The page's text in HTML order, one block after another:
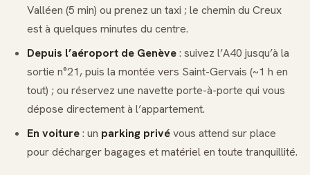
Valléen (5 min) ou prenez un taxi ; le chemin du Creux
est à quelques minutes du centre.
Depuis l’aéroport de Genève: suivez l’A40 jusqu’à la
sortie n°21, puis la montée vers Saint-Gervais (~1 h en
tout) ; ou réservez une navette porte-à-porte qui vous
dépose directement à l’appartement.
En voiture: un parking privévous attend sur place
pour décharger bagages et matériel en toute tranquillité.